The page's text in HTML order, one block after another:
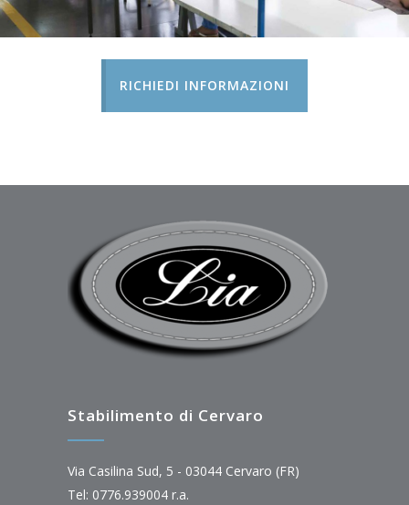
RICHIEDI INFORMAZIONI
Stabilimento di Cervaro
Via Casilina Sud, 5 - 03044 Cervaro (FR)
Tel: 0776.939004 r.a.